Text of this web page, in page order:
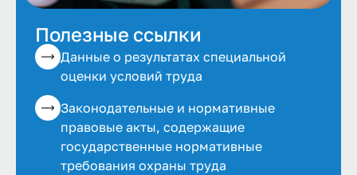
Полезные ссылки
Данные о результатах специальной
оценки условий труда
Законодательные и нормативные
правовые акты, содержащие
государственные нормативные
требования охраны труда